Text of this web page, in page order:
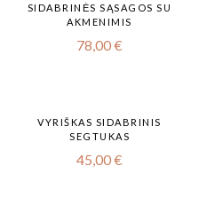
SIDABRINĖS SĄSAGOS SU
AKMENIMIS
78,00€
VYRIŠKAS SIDABRINIS
SEGTUKAS
45,00€